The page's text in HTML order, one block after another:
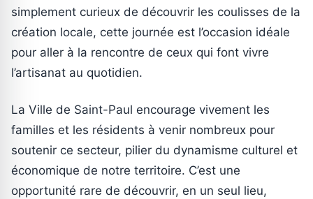
simplement curieux de découvrir les coulisses de la
création locale, cette journée est l’occasion idéale
pour aller à la rencontre de ceux qui font vivre
l’artisanat au quotidien.
La Ville de Saint-Paul encourage vivement les
familles et les résidents à venir nombreux pour
soutenir ce secteur, pilier du dynamisme culturel et
économique de notre territoire. C’est une
opportunité rare de découvrir, en un seul lieu,